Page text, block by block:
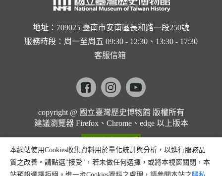
地址：709025 臺南市安南區長和路一段250號
服務時段：周一至周五 09:30 - 12:30、13:30 - 17:30
客服信箱
Facebookinstagramyoutube
copyright @ 國立臺灣歷史博物館 版權所有
建議瀏覽器 Firefox、Chrome、edge 以上版本
本網站使用Cookies收集資料用於量化統計與分析，以進行服務品
質之改善。請點選"接受"，若未做任何選擇，或將本視窗關閉，本
站預設選擇拒絕。進一步Cookies資料之處理，請參閱本站之 隱私